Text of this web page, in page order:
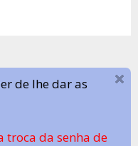
de lhe dar as
troca da senha de